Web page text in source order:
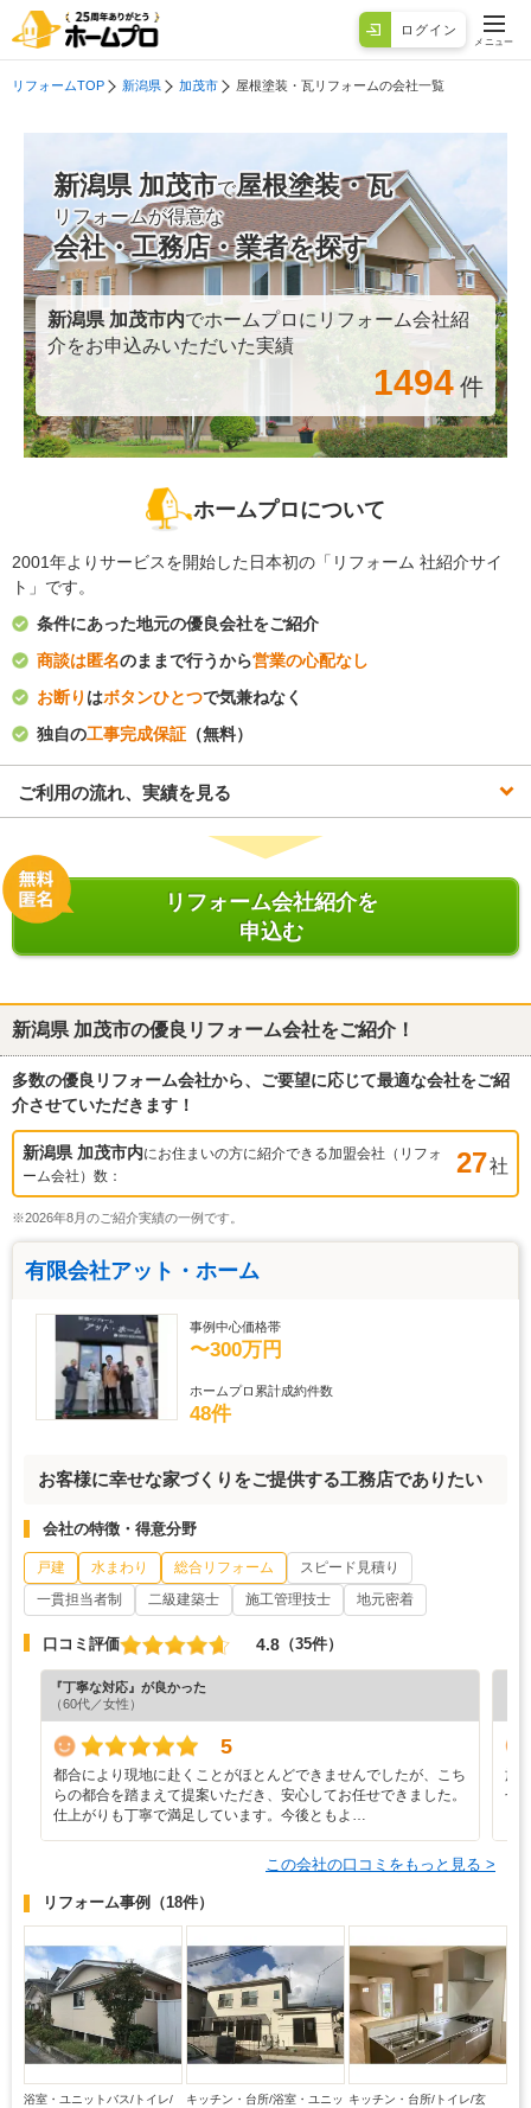
ログイン
メニュー
リフォームTOP 新潟県 加茂市 屋根塗装・瓦リフォームの会社一覧
新潟県 加茂市で屋根塗装・瓦
リフォームが得意な
会社・工務店・業者を探す
新潟県 加茂市内でホームプロにリフォーム会社紹
介をお申込みいただいた実績
1494 件
ホームプロについて
2001年よりサービスを開始した日本初の「リフォーム 社紹介サイ
ト」です。
条件にあった地元の優良会社をご紹介
商談は匿名のままで行うから営業の心配なし
お断り はボタンひとつで気兼ねなく
独自の工事完成保証 （無料）
ご利用の流れ、実績を見る
リフォーム会社紹介を
申込む
新潟県 加茂市の優良リフォーム会社をご紹介！
多数の優良リフォーム会社から、ご要望に応じて最適な会社をご紹
介させていただきます！
新潟県 加茂市内にお住まいの方に紹介できる加盟会社（リフォ
ーム会社）数：
27社
※2026年8月のご紹介実績の一例です。
有限会社アット・ホーム
事例中心価格帯
〜300万円
ホームプロ累計成約件数
48件
お客様に幸せな家づくりをご提供する工務店でありたい
会社の特徴・得意分野
戸建 水まわり 総合リフォーム
スピード見積り
一貫担当者制
二級建築士 施工管理技士 地元密着
口コミ評価 4.8 （35件）
『丁寧な対応』が良かった
（60代／女性）
5
都合により現地に赴くことがほとんどできませんでしたが、こち
らの都合を踏まえて提案いただき、安心してお任せできました。
仕上がりも丁寧で満足しています。今後ともよ…
施
せ
この会社の口コミをもっと見る >
リフォーム事例 （18件）
浴室・ユニットバス/トイレ/
キッチン・台所/浴室・ユニッ キッチン・台所/トイレ/玄